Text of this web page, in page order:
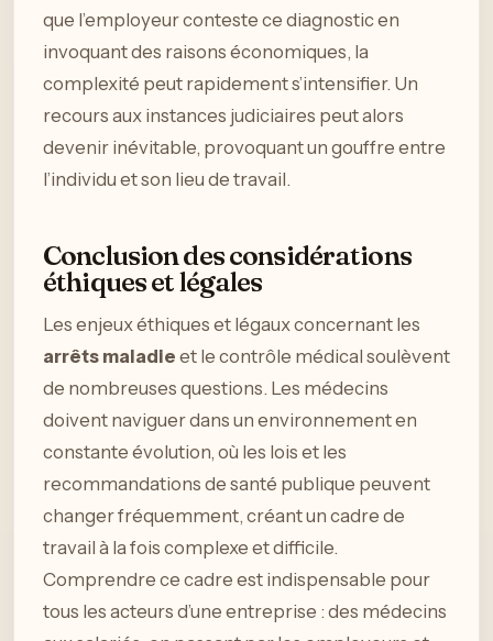
que l’employeur conteste ce diagnostic en
invoquant des raisons économiques, la
complexité peut rapidement s’intensifier. Un
recours aux instances judiciaires peut alors
devenir inévitable, provoquant un gouffre entre
l’individu et son lieu de travail.
Conclusion des considérations
éthiques et légales
Les enjeux éthiques et légaux concernant les
arrêts maladie et le contrôle médical soulèvent
de nombreuses questions. Les médecins
doivent naviguer dans un environnement en
constante évolution, où les lois et les
recommandations de santé publique peuvent
changer fréquemment, créant un cadre de
travail à la fois complexe et difficile.
Comprendre ce cadre est indispensable pour
tous les acteurs d’une entreprise : des médecins